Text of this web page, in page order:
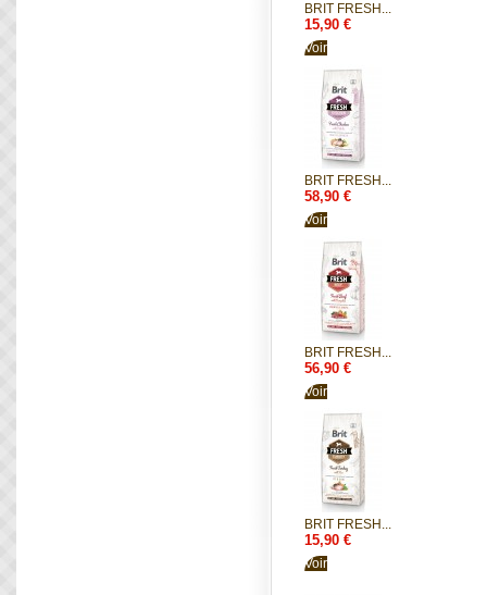
BRIT FRESH...
15,90 €
Voir
BRIT FRESH...
58,90 €
Voir
BRIT FRESH...
56,90 €
Voir
BRIT FRESH...
15,90 €
Voir